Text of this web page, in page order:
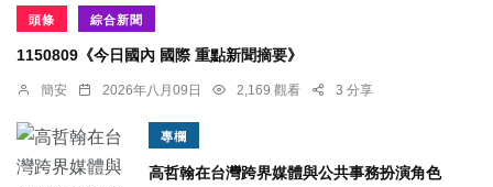
頭條 綜合新聞
1150809《今日國內 國際 重點新聞摘要》
簡安 2026年八月09日 2,169 觀看 3 分享
專欄
高哲翰在台灣跨界媒體與公共事務扮演角色